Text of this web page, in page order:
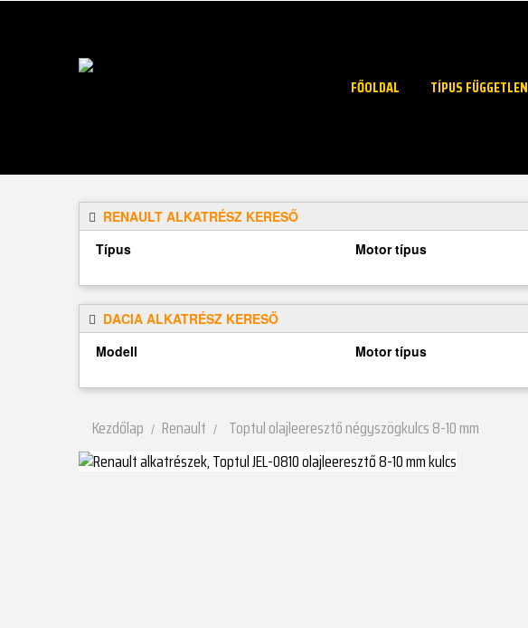
FŐOLDAL TÍPUS FÜGGETLEN
RENAULT ALKATRÉSZ KERESŐ
Típus
Motor típus
DACIA ALKATRÉSZ KERESŐ
Modell
Motor típus
Kezdőlap Renault Toptul olajleeresztő négyszögkulcs 8-10 mm